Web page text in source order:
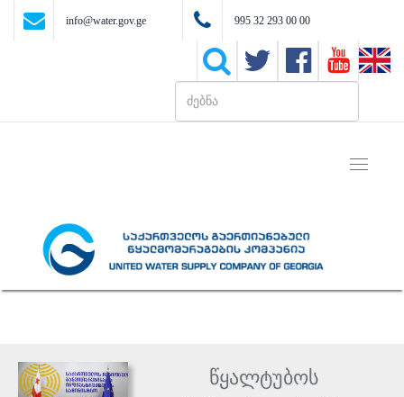
info@water.gov.ge 995 32 293 00 00
Toggle
წყალტუბოს